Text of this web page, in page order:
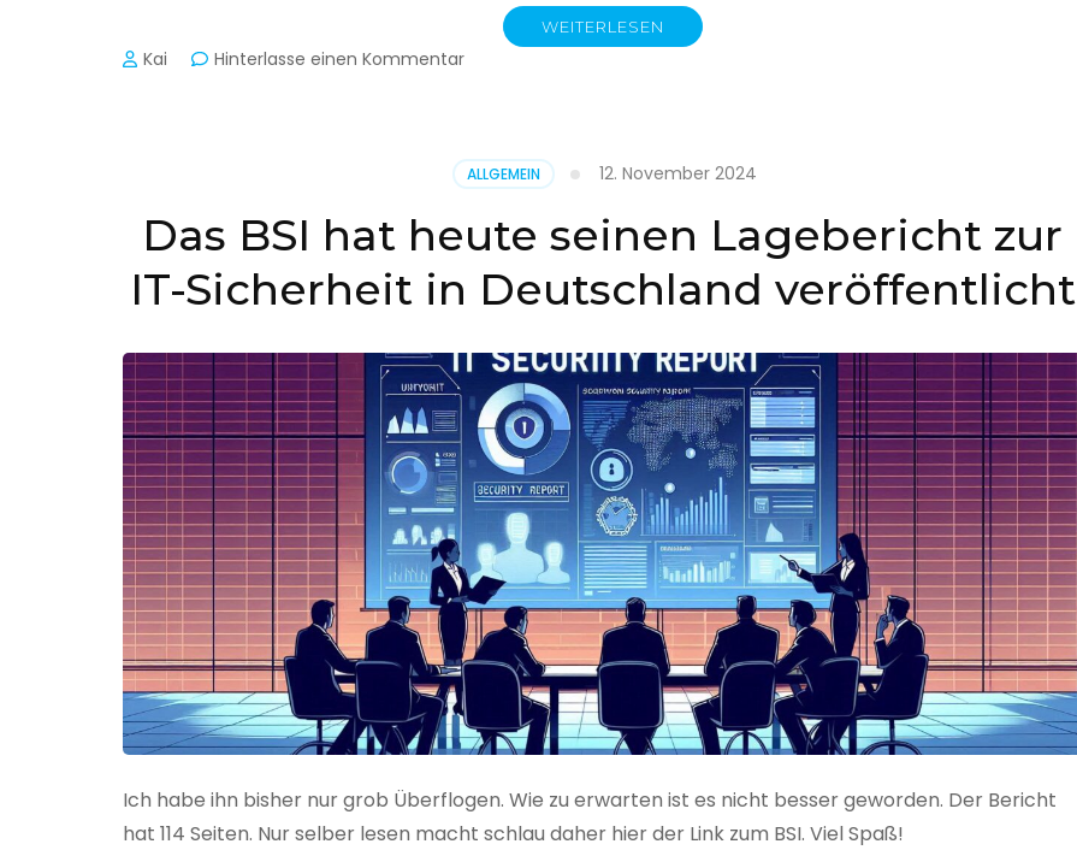
WEITERLESEN
Kai Hinterlasse einen Kommentarzu
Benutzer
aus
erstellen
ALLGEMEIN 12. November 2024
Das BSI hat heute seinen Lagebericht zur
IT-Sicherheit in Deutschland veröffentlicht
Ich habe ihn bisher nur grob Überflogen. Wie zu erwarten ist es nicht besser geworden. Der Bericht
hat 114 Seiten. Nur selber lesen macht schlau daher hier der Link zum BSI. Viel Spaß!